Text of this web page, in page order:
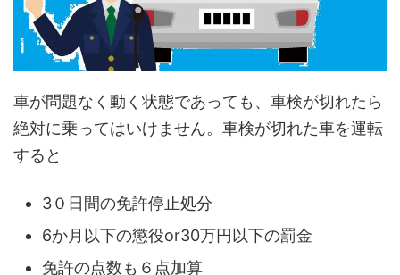
車が問題なく動く状態であっても、車検が切れたら
絶対に乗ってはいけません。車検が切れた車を運転
すると
3０日間の免許停止処分
6か月以下の懲役or30万円以下の罰金
免許の点数も６点加算